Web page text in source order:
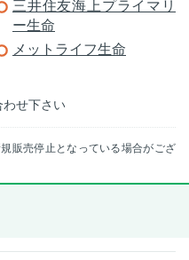
三井住友海上プライマリ
ー生命
メットライフ生命
わせ下さい
販売停止となっている場合がござ